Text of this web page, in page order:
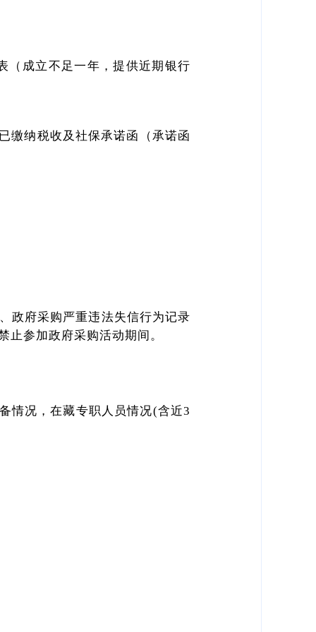
（成立不足一年，提供近期银行
缴纳税收及社保承诺函（承诺函
政府采购严重违法失信行为记录
参加政府采购活动期间。
情况，在藏专职人员情况(含近3